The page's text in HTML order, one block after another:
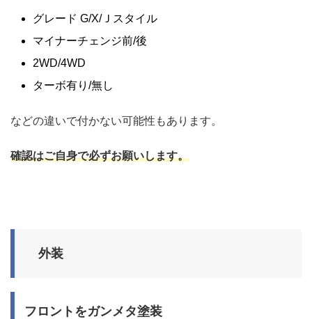
グレード G/X/Ｊスタイル
マイナーチェンジ前/後
2WD/4WD
ターボ有り/無し
などの違いで付かない可能性もあります。
確認はご自身で必ずお願いします。
外装
フロントをガンメタ塗装